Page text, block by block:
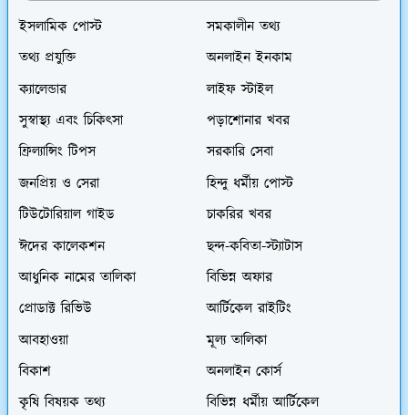
ইসলামিক পোস্ট
সমকালীন তথ্য
তথ্য প্রযুক্তি
অনলাইন ইনকাম
ক্যালেন্ডার
লাইফ স্টাইল
সুস্বাস্থ্য এবং চিকিৎসা
পড়াশোনার খবর
ফ্রিল্যান্সিং টিপস
সরকারি সেবা
জনপ্রিয় ও সেরা
হিন্দু ধর্মীয় পোস্ট
টিউটোরিয়াল গাইড
চাকরির খবর
ঈদের কালেকশন
ছন্দ-কবিতা-স্ট্যাটাস
আধুনিক নামের তালিকা
বিভিন্ন অফার
প্রোডাক্ট রিভিউ
আর্টিকেল রাইটিং
আবহাওয়া
মূল্য তালিকা
বিকাশ
অনলাইন কোর্স
কৃষি বিষয়ক তথ্য
বিভিন্ন ধর্মীয় আর্টিকেল